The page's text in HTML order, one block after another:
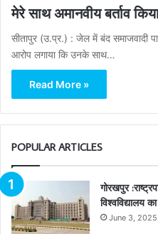
मेरे साथ अमानवीय बर्ताव
सीतापुर (उ.प्र.) : जेल में बंद समाजवादी
आरोप लगाया कि उनके साथ…
Read More »
POPULAR ARTICLES
गोरखपुर
विश्वविद्यालय
June 3, 2025